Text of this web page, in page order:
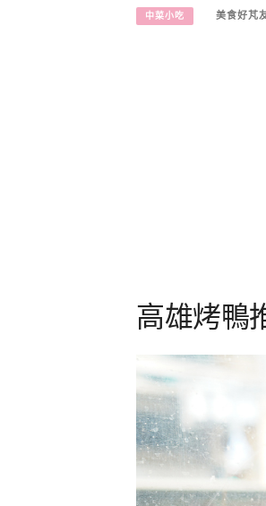
中菜小吃 美食好芃
高雄烤鴨